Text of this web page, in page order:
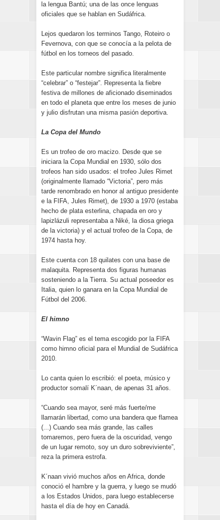
la lengua Bantú; una de las once lenguas
oficiales que se hablan en Sudáfrica.
Lejos quedaron los terminos Tango, Roteiro o
Fevernova, con que se conocía a la pelota de
fútbol en los torneos del pasado.
Este particular nombre significa literalmente
“celebrar” o “festejar”. Representa la fiebre
festiva de millones de aficionado diseminados
en todo el planeta que entre los meses de junio
y julio disfrutan una misma pasión deportiva.
La Copa del Mundo
Es un trofeo de oro macizo. Desde que se
iniciara la Copa Mundial en 1930, sólo dos
trofeos han sido usados: el trofeo Jules Rimet
(originalmente llamado “Victoria”, pero más
tarde renombrado en honor al antiguo presidente
e la FIFA, Jules Rimet), de 1930 a 1970 (estaba
hecho de plata esterlina, chapada en oro y
lapizlázuli representaba a Niké, la diosa griega
de la victoria) y el actual trofeo de la Copa, de
1974 hasta hoy.
Este cuenta con 18 quilates con una base de
malaquita. Representa dos figuras humanas
sosteniendo a la Tierra. Su actual poseedor es
Italia, quien lo ganara en la Copa Mundial de
Fútbol del 2006.
El himno
“Wavin Flag” es el tema escogido por la FIFA
como himno oficial para el Mundial de Sudáfrica
2010.
Lo canta quien lo escribió: el poeta, músico y
productor somalí K´naan, de apenas 31 años.
“Cuando sea mayor, seré más fuerte/me
llamarán libertad, como una bandera que flamea
(...) Cuando sea más grande, las calles
tomaremos, pero fuera de la oscuridad, vengo
de un lugar remoto, soy un duro sobreviviente”,
reza la primera estrofa.
K´naan vivió muchos años en Africa, donde
conoció el hambre y la guerra, y luego se mudó
a los Estados Unidos, para luego establecerse
hasta el día de hoy en Canadá.